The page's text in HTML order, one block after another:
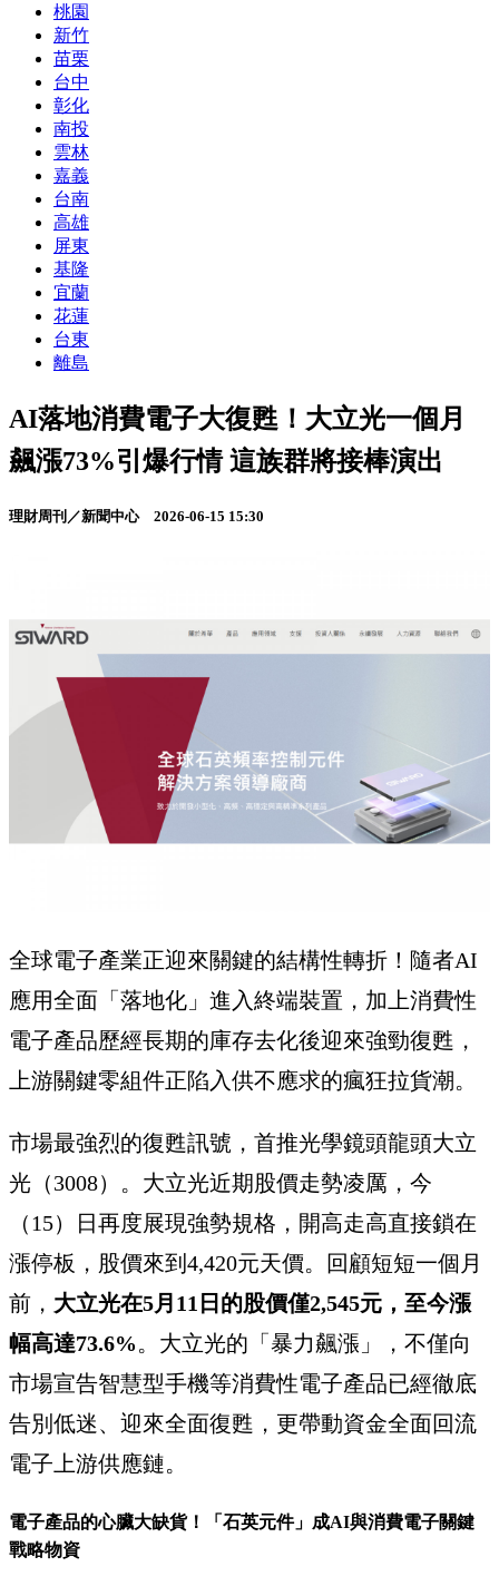
桃園
新竹
苗栗
台中
彰化
南投
雲林
嘉義
台南
高雄
屏東
基隆
宜蘭
花蓮
台東
離島
AI落地消費電子大復甦！大立光一個月
飆漲73%引爆行情 這族群將接棒演出
理財周刊／新聞中心 2026-06-15 15:30
全球電子產業正迎來關鍵的結構性轉折！隨者AI
應用全面「落地化」進入終端裝置，加上消費性
電子產品歷經長期的庫存去化後迎來強勁復甦，
上游關鍵零組件正陷入供不應求的瘋狂拉貨潮。
市場最強烈的復甦訊號，首推光學鏡頭龍頭大立
光（3008）。大立光近期股價走勢凌厲，今
（15）日再度展現強勢規格，開高走高直接鎖在
漲停板，股價來到4,420元天價。回顧短短一個月
前， 大立光在5月11日的股價僅2,545元，至今漲
幅高達73.6%。大立光的「暴力飆漲」，不僅向
市場宣告智慧型手機等消費性電子產品已經徹底
告別低迷、迎來全面復甦，更帶動資金全面回流
電子上游供應鏈。
電子產品的心臟大缺貨！「石英元件」成AI與消費電子關鍵
戰略物資